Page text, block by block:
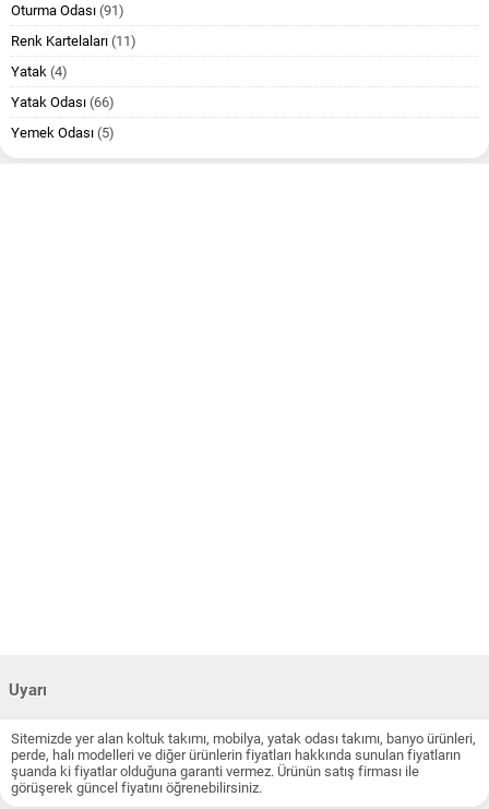
Oturma Odası (91)
Renk Kartelaları (11)
Yatak (4)
Yatak Odası (66)
Yemek Odası (5)
Uyarı
Sitemizde yer alan koltuk takımı, mobilya, yatak odası takımı, banyo ürünleri,
perde, halı modelleri ve diğer ürünlerin fiyatları hakkında sunulan fiyatların
şuanda ki fiyatlar olduğuna garanti vermez. Ürünün satış firması ile
görüşerek güncel fiyatını öğrenebilirsiniz.